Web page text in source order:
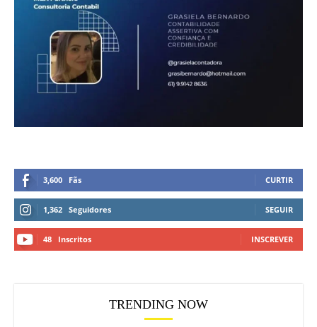
3,600 Fãs CURTIR
1,362 Seguidores SEGUIR
48 Inscritos INSCREVER
TRENDING NOW